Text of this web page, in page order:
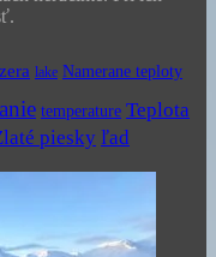
lake Namerane teploty
temperature Teplota
piesky ľad